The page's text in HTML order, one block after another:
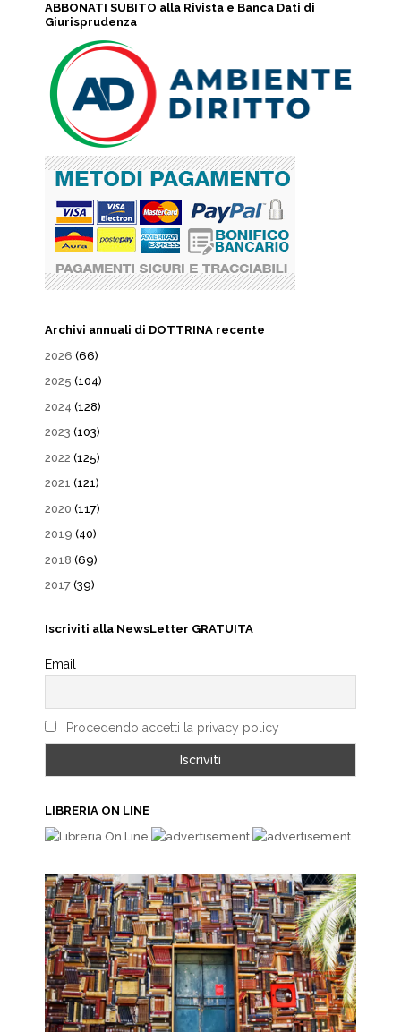
ABBONATI SUBITO alla Rivista e Banca Dati di
Giurisprudenza
Archivi annuali di DOTTRINA recente
2026 (66)
2025 (104)
2024 (128)
2023 (103)
2022 (125)
2021 (121)
2020 (117)
2019 (40)
2018 (69)
2017 (39)
Iscriviti alla NewsLetter GRATUITA
Email
Procedendo accetti la privacy policy
LIBRERIA ON LINE